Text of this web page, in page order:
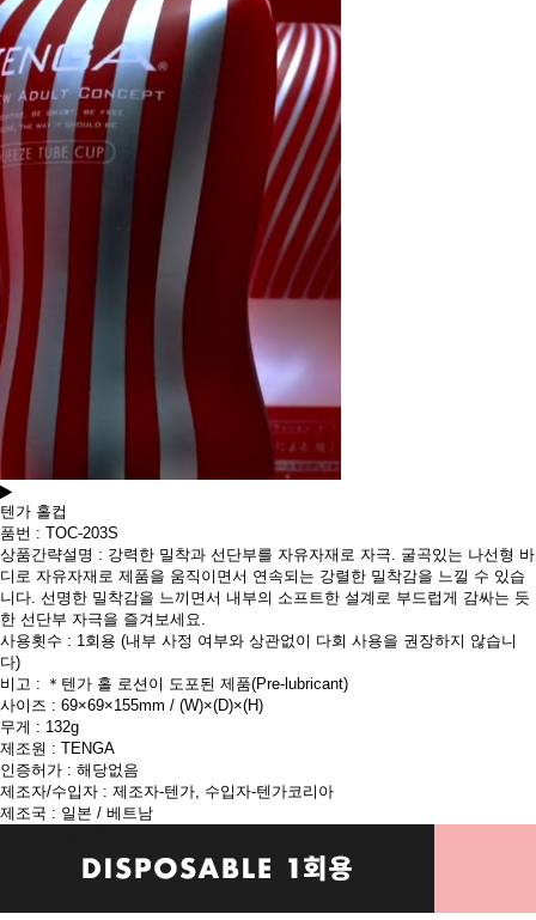
텐가 홀컵
품번 : TOC-203S
상품간략설명 : 강력한 밀착과 선단부를 자유자재로 자극. 굴곡있는 나선형 바
디로 자유자재로 제품을 움직이면서 연속되는 강렬한 밀착감을 느낄 수 있습
니다. 선명한 밀착감을 느끼면서 내부의 소프트한 설계로 부드럽게 감싸는 듯
한 선단부 자극을 즐겨보세요.
사용횟수 : 1회용 (내부 사정 여부와 상관없이 다회 사용을 권장하지 않습니
다)
비고 : ＊텐가 홀 로션이 도포된 제품(Pre-lubricant)
사이즈 : 69×69×155mm / (W)×(D)×(H)
무게 : 132g
제조원 : TENGA
인증허가 : 해당없음
제조자/수입자 : 제조자-텐가, 수입자-텐가코리아
제조국 : 일본 / 베트남